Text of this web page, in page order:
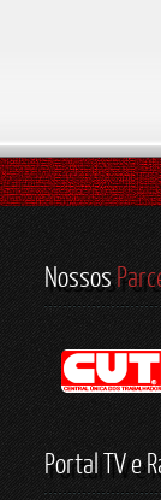
Nossos
Portal TV e